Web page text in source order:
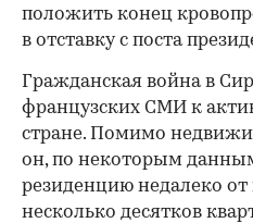
положить конец
в отставку с поста
Гражданская война в
французских СМИ к
стране. Помимо
он, по некоторым
резиденцию недалеко
несколько десятков